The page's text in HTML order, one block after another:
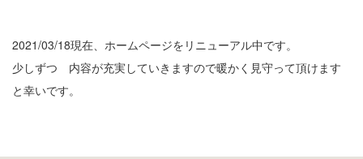
2021/03/18現在、ホームページをリニューアル中です。
少しずつ 内容が充実していきますので暖かく見守って頂けます
と幸いです。